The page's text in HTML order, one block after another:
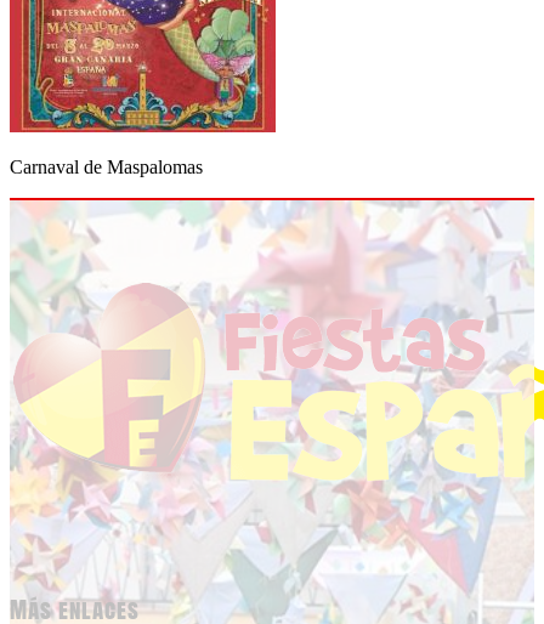
Carnaval de Maspalomas
Más enlaces